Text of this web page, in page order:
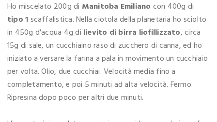
Ho miscelato 200g di Manitoba Emiliano con 400g di
tipo 1scaffalistica. Nella ciotola della planetaria ho sciolto
in 450g d'acqua 4g di lievito di birra liofillizzato, circa
15g di sale, un cucchiaino raso di zucchero di canna, ed ho
iniziato a versare la farina a pala in movimento un cucchiaio
per volta. Olio, due cucchiai. Velocità media fino a
completamento, e poi 5 minuti ad alta velocità. Fermo.
Ripresina dopo poco per altri due minuti.